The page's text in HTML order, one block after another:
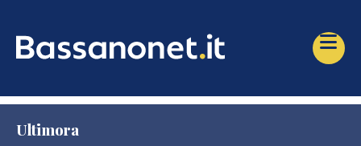
Ultimora